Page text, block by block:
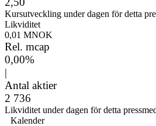
Kursutveckling under dagen för detta
Likviditet
0,01 MNOK
Rel. mcap
0,00%
|
Antal aktier
2 736
Likviditet under dagen för detta
Kalender